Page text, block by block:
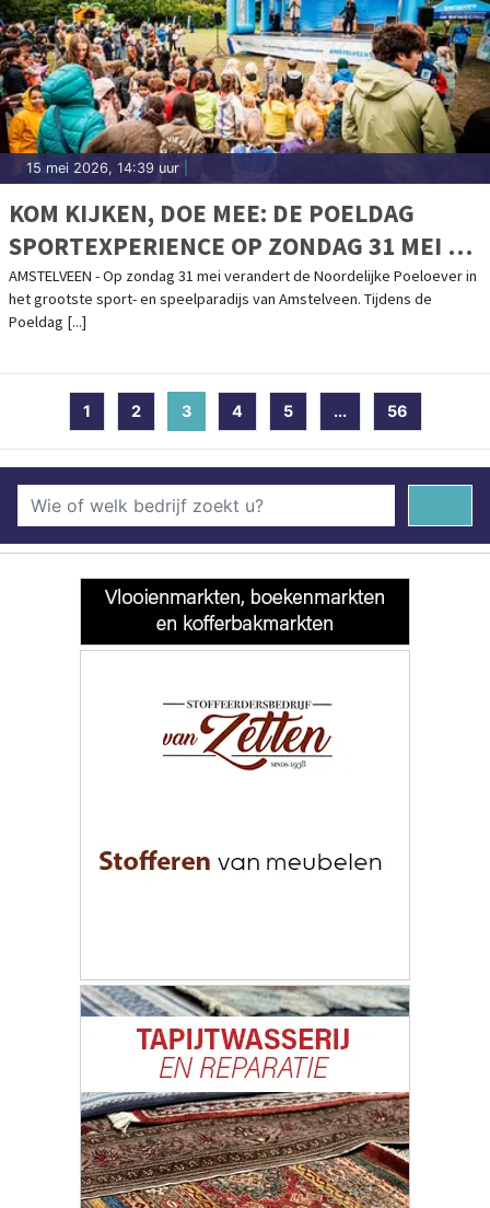
15 mei 2026, 14:39 uur
KOM KIJKEN, DOE MEE: DE POELDAG
SPORTEXPERIENCE OP ZONDAG 31 MEI OP
EN AAN DE POEL
AMSTELVEEN - Op zondag 31 mei verandert de Noordelijke Poeloever in
het grootste sport- en speelparadijs van Amstelveen. Tijdens de
Poeldag [...]
1 2 3(current)
4 5 ... 56